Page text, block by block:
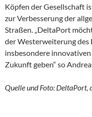
Köpfen der Gesellschaft
zur Verbesserung der
Straßen. „DeltaPort
der Westerweiterung des
insbesondere
Zukunft geben“ so
Quelle und Foto: DeltaPort,